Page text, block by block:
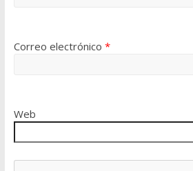
Correo electrónico *
Web